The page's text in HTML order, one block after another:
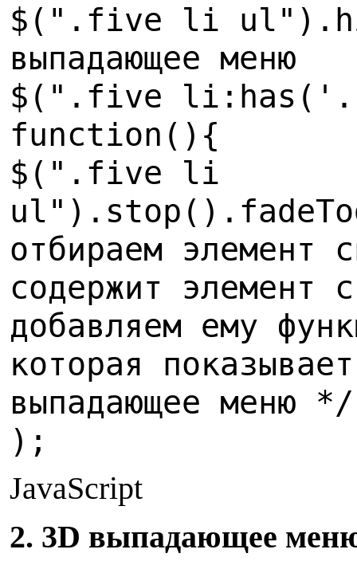
$(".five li
выпадающее меню
$(".five
function(){
$(".five li
отбираем элемент
содержит элемент
добавляем ему
которая
выпадающее меню */
);
JavaScript
2. 3D выпадающее